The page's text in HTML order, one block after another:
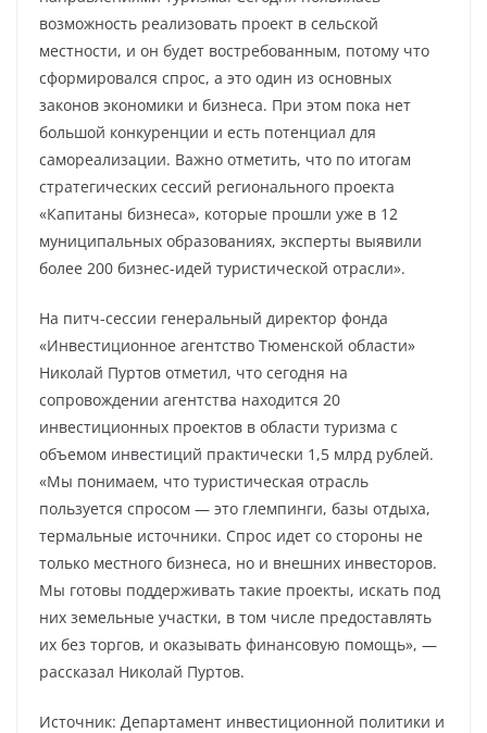
возможность реализовать проект в сельской
местности, и он будет востребованным, потому что
сформировался спрос, а это один из основных
законов экономики и бизнеса. При этом пока нет
большой конкуренции и есть потенциал для
самореализации. Важно отметить, что по итогам
стратегических сессий регионального проекта
«Капитаны бизнеса», которые прошли уже в 12
муниципальных образованиях, эксперты выявили
более 200 бизнес-идей туристической отрасли».
На питч-сессии генеральный директор фонда
«Инвестиционное агентство Тюменской области»
Николай Пуртов отметил, что сегодня на
сопровождении агентства находится 20
инвестиционных проектов в области туризма с
объемом инвестиций практически 1,5 млрд рублей.
«Мы понимаем, что туристическая отрасль
пользуется спросом — это глемпинги, базы отдыха,
термальные источники. Спрос идет со стороны не
только местного бизнеса, но и внешних инвесторов.
Мы готовы поддерживать такие проекты, искать под
них земельные участки, в том числе предоставлять
их без торгов, и оказывать финансовую помощь», —
рассказал Николай Пуртов.
Источник: Департамент инвестиционной политики и